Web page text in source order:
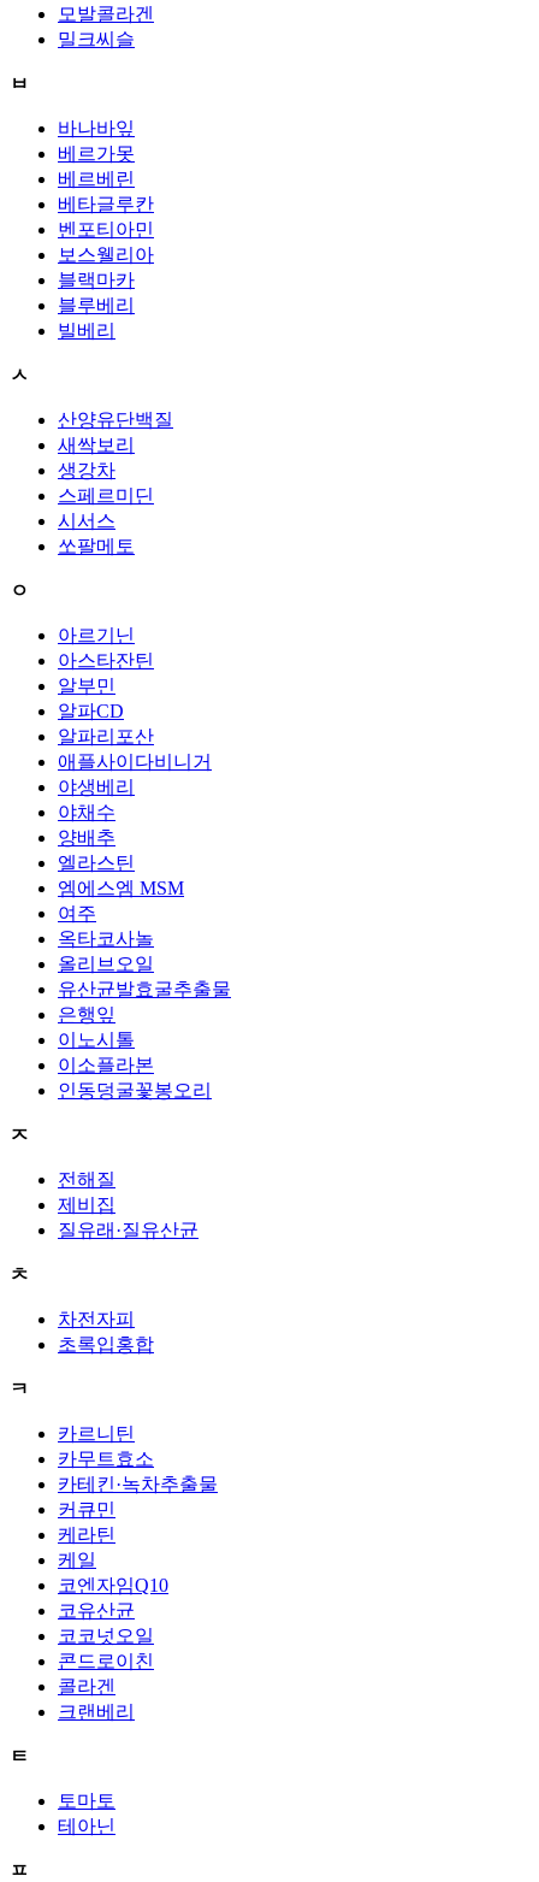
모발콜라겐
밀크씨슬
ㅂ
바나바잎
베르가못
베르베린
베타글루칸
벤포티아민
보스웰리아
블랙마카
블루베리
빌베리
ㅅ
산양유단백질
새싹보리
생강차
스페르미딘
시서스
쏘팔메토
ㅇ
아르기닌
아스타잔틴
알부민
알파CD
알파리포산
애플사이다비니거
야생베리
야채수
양배추
엘라스틴
엠에스엠 MSM
여주
옥타코사놀
올리브오일
유산균발효굴추출물
은행잎
이노시톨
이소플라본
인동덩굴꽃봉오리
ㅈ
전해질
제비집
질유래·질유산균
ㅊ
차전자피
초록입홍합
ㅋ
카르니틴
카무트효소
카테킨·녹차추출물
커큐민
케라틴
케일
코엔자임Q10
코유산균
코코넛오일
콘드로이친
콜라겐
크랜베리
ㅌ
토마토
테아닌
ㅍ